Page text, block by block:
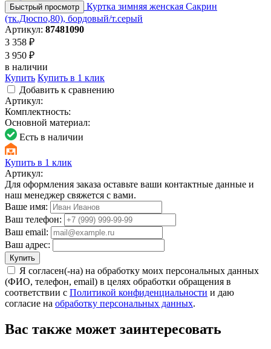
Быстрый просмотр
Куртка зимняя женская Сакрин
(тк.Дюспо,80), бордовый/т.серый
Артикул: 87481090
3 358 ₽
3 950 ₽
в наличии
Купить Купить в 1 клик
Добавить к сравнению
Артикул:
Комплектность:
Основной материал:
Есть в наличии
Купить в 1 клик
Артикул:
Для оформления заказа оставьте ваши контактные данные и
наш менеджер свяжется с вами.
Ваше имя:
Ваш телефон:
Ваш email:
Ваш адрес:
Купить
Я согласен(-на) на обработку моих персональных данных
(ФИО, телефон, email) в целях обработки обращения в
соответствии с Политикой конфиденциальности и даю
согласие на обработку персональных данных.
Вас также может заинтересовать